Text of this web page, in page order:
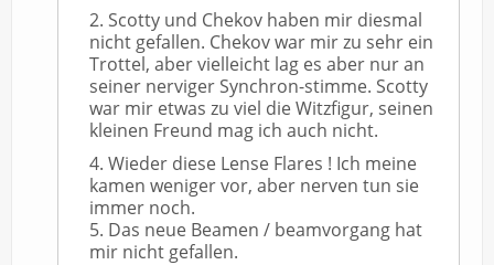
2. Scotty und Chekov haben mir diesmal
nicht gefallen. Chekov war mir zu sehr ein
Trottel, aber vielleicht lag es aber nur an
seiner nerviger Synchron-stimme. Scotty
war mir etwas zu viel die Witzfigur, seinen
kleinen Freund mag ich auch nicht.
4. Wieder diese Lense Flares ! Ich meine
kamen weniger vor, aber nerven tun sie
immer noch.
5. Das neue Beamen / beamvorgang hat
mir nicht gefallen.